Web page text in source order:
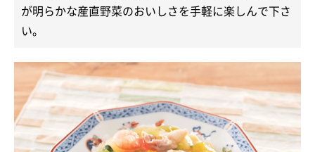
が明らかな産直野菜のおいしさを手軽に楽しんで下さ
い。